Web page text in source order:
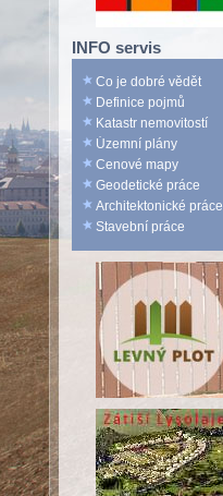
INFO servis
Co je dobré vědět
Definice pojmů
Katastr nemovitostí
Územní plány
Cenové mapy
Geodetické práce
Architektonické práce
Stavební práce